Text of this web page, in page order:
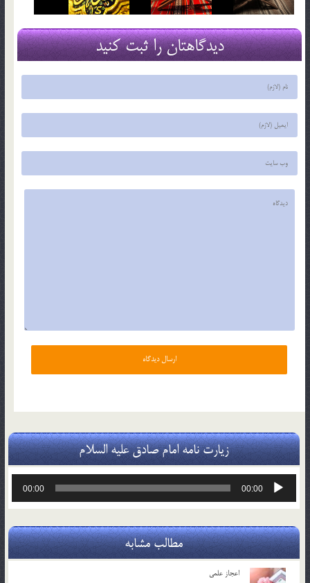
دیدگاهتان را ثبت کنید
زیارت نامه امام صادق علیه السلام
پخش‌کننده
00:00
00:00
مطالب مشابه
اعجاز علمی